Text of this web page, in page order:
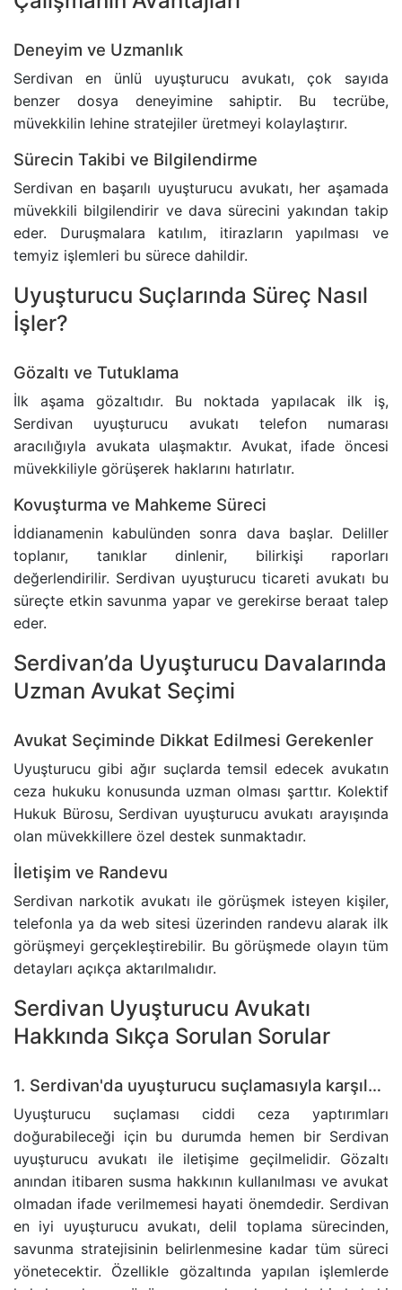
HÜKMÜN AÇIKLANMASININ GERI BIRAKILMASI
TRAFIK CEZASINA ITIRAZ SÜRECI
TAŞINMAZ ALMAK SURETIYLE TÜRK
YARGILANMANIN YENILENMESI DAVASI
Deneyim ve Uzmanlık
Serdivan en ünlü uyuşturucu avukatı, çok sayıda
benzer dosya deneyimine sahiptir. Bu tecrübe,
müvekkilin lehine stratejiler üretmeyi kolaylaştırır.
Sürecin Takibi ve Bilgilendirme
Serdivan en başarılı uyuşturucu avukatı, her aşamada
müvekkili bilgilendirir ve dava sürecini yakından takip
eder. Duruşmalara katılım, itirazların yapılması ve
temyiz işlemleri bu sürece dahildir.
Uyuşturucu Suçlarında Süreç Nasıl
İşler?
Gözaltı ve Tutuklama
İlk aşama gözaltıdır. Bu noktada yapılacak ilk iş,
Serdivan uyuşturucu avukatı telefon numarası
aracılığıyla avukata ulaşmaktır. Avukat, ifade öncesi
müvekkiliyle görüşerek haklarını hatırlatır.
Kovuşturma ve Mahkeme Süreci
İddianamenin kabulünden sonra dava başlar. Deliller
toplanır, tanıklar dinlenir, bilirkişi raporları
değerlendirilir. Serdivan uyuşturucu ticareti avukatı bu
süreçte etkin savunma yapar ve gerekirse beraat talep
eder.
Serdivan’da Uyuşturucu Davalarında
Uzman Avukat Seçimi
Avukat Seçiminde Dikkat Edilmesi Gerekenler
Uyuşturucu gibi ağır suçlarda temsil edecek avukatın
ceza hukuku konusunda uzman olması şarttır. Kolektif
Hukuk Bürosu, Serdivan uyuşturucu avukatı arayışında
olan müvekkillere özel destek sunmaktadır.
İletişim ve Randevu
Serdivan narkotik avukatı ile görüşmek isteyen kişiler,
telefonla ya da web sitesi üzerinden randevu alarak ilk
görüşmeyi gerçekleştirebilir. Bu görüşmede olayın tüm
detayları açıkça aktarılmalıdır.
Serdivan Uyuşturucu Avukatı
Hakkında Sıkça Sorulan Sorular
1. Serdivan'da uyuşturucu suçlamasıyla karşılaşırsam ne yapmalıyım?
Uyuşturucu suçlaması ciddi ceza yaptırımları
doğurabileceği için bu durumda hemen bir Serdivan
uyuşturucu avukatı ile iletişime geçilmelidir. Gözaltı
anından itibaren susma hakkının kullanılması ve avukat
olmadan ifade verilmemesi hayati önemdedir. Serdivan
en iyi uyuşturucu avukatı, delil toplama sürecinden,
savunma stratejisinin belirlenmesine kadar tüm süreci
yönetecektir. Özellikle gözaltında yapılan işlemlerde